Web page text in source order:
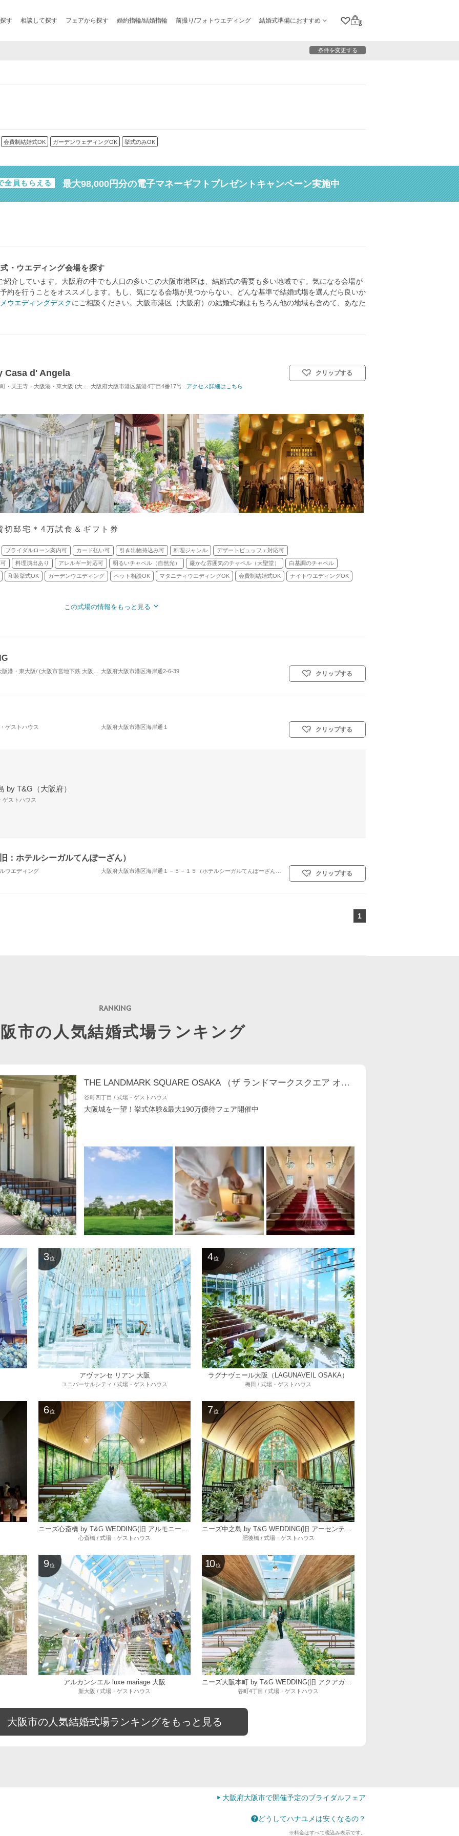
す 相談して探す フェアから探す 婚約指輪/結婚指輪 前撮り/フォトウエディング 結婚式準備におすすめ
クリップリスト
ログイン
条件を変更する
会費制結婚式OK ガーデンウェディングOK 挙式のみOK
全員もらえる 最大98,000円分の電子マネーギフトプレゼントキャンペーン実施中
・ウエディング会場を探す
介しています。大阪府の中でも人口の多いこの大阪市港区は、結婚式の需要も多い地域です。気になる会場が
約を行うことをオススメします。もし、気になる会場が見つからない、どんな基準で結婚式場を選んだら良いか
ウエディングデスクにご相談ください。大阪市港区（大阪府）の結婚式場はもちろん他の地域も含めて、あなた
Casa d' Angela
大阪港・東大阪 (大阪港駅) / 式場・ゲストハウス 対応人数: 着席：20名 ～ 120名 挙式スタイル: 教会式(キリスト教式)／人前式
大阪府大阪市港区築港4丁目4番17号 アクセス詳細はこちら
クリップする
邸宅＊4万試食＆ギフト券
ブライダルローン案内可 カード払い可 引き出物持込み可 料理ジャンル デザートビュッフェ対応可
料理演出あり アレルギー対応可 明るいチャペル（自然光） 厳かな雰囲気のチャペル（大聖堂） 白基調のチャペル
和装挙式OK ガーデンウエディング ペット相談OK マタニティウエディングOK 会費制結婚式OK ナイトウエディングOK
この式場の情報をもっと見る
大阪府大阪市港区海岸通2-6-39 クリップする
ゲストハウス 大阪府大阪市港区海岸通１ クリップする
by T&G（大阪府）
ゲストハウス
：ホテルシーガルてんぽーざん）
ウエディング クリップする
1
市の人気結婚式場ランキング
THE LANDMARK SQUARE OSAKA （ザ ランドマークスクエア オオサカ）
谷町四丁目 / 式場・ゲストハウス
大阪城を一望！挙式体験&最大190万優待フェア開催中
3 位
アヴァンセ リアン 大阪
ユニバーサルシティ / 式場・ゲストハウス
4 位
ラグナヴェール大阪（LAGUNAVEIL OSAKA）
梅田 / 式場・ゲストハウス
6 位
心斎橋 / 式場・ゲストハウス
7 位
肥後橋 / 式場・ゲストハウス
9 位
アルカンシエル luxe mariage 大阪
新大阪 / 式場・ゲストハウス
10 位
ニーズ大阪本町 by T&G WEDDING(旧 アクアガーデンテラス 大阪)
谷町4丁目 / 式場・ゲストハウス
大阪市の人気結婚式場ランキングをもっと見る
大阪府大阪市で開催予定のブライダルフェア
どうしてハナユメは安くなるの？
※料金はすべて税込み表示です。